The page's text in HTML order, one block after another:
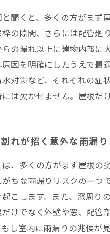
井澤産業有限会社
聞くと、多くの方がまず
の隙間、さらには配管廻
の漏れ以上に建物内部に
因を明確にしたうえで最
対策など、それぞれの症
は欠かせません。屋根だ
れが招く意外な雨漏
、多くの方がまず屋根の
ちな雨漏りリスクの一つ
こします。また、窓周り
けでなく外壁や窓、配管
し室内に雨漏りの兆候が